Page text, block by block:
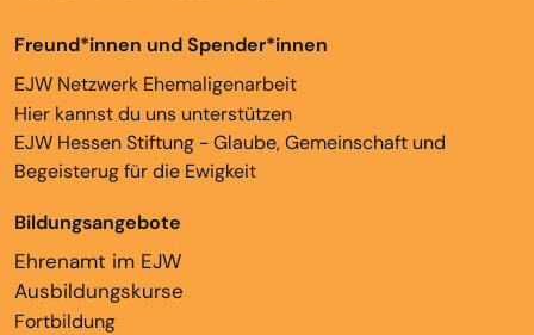
Freund*innen und Spender*innen
EJW Netzwerk Ehemaligenarbeit
Hier kannst du uns unterstützen
EJW Hessen Stiftung - Glaube, Gemeinschaft und
Begeisterug für die Ewigkeit
Bildungsangebote
Ehrenamt im EJW
Ausbildungskurse
Fortbildung